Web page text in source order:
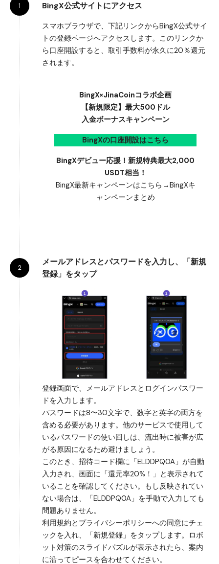
BingX公式サイトにアクセス
スマホブラウザで、下記リンクからBingX公式サイ
トの登録ページへアクセスします。このリンクか
ら口座開設すると、取引手数料が永久に20％還元
されます。
BingX×JinaCoinコラボ企画
【新規限定】最大500ドル
入金ボーナスキャンペーン
BingXの口座開設はこちら
BingXデビュー応援！新規特典最大2,000
USDT相当！
BingX最新キャンペーンはこちら→BingXキ
ャンペーンまとめ
メールアドレスとパスワードを入力し、「新規
登録」をタップ
登録画面で、メールアドレスとログインパスワー
ドを入力します。
パスワードは8〜30文字で、数字と英字の両方を
含める必要があります。他のサービスで使用して
いるパスワードの使い回しは、流出時に被害が広
がる原因になるため避けましょう。
このとき、招待コード欄に「ELDDPQ0A」が自動
入力され、画面に「還元率20%！」と表示されて
いることを確認してください。もし反映されてい
ない場合は、「ELDDPQ0A」を手動で入力しても
問題ありません。
利用規約とプライバシーポリシーへの同意にチェ
ックを入れ、「新規登録」をタップします。ロボ
ット対策のスライドパズルが表示されたら、案内
に沿ってピースを合わせてください。